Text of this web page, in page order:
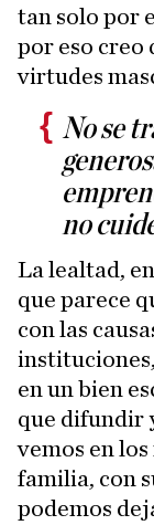
tan solo por
por eso creo
virtudes
No se
no
La lealtad,
que parece
con las
en un bien
que difundir
vemos en
familia, con
podemos